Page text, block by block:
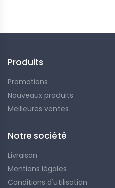
Produits
Promotions
Nouveaux produits
Meilleures ventes
Notre société
Livraison
Mentions légales
Conditions d'utilisation